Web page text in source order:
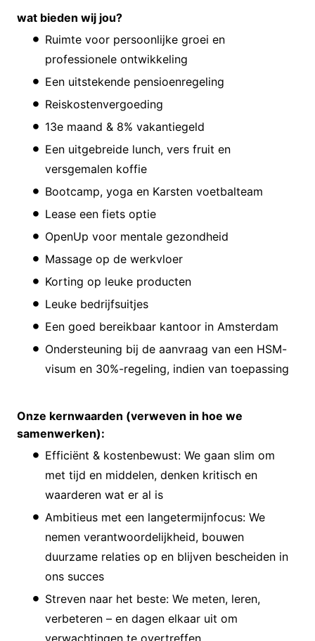
wat bieden wij jou?
Ruimte voor persoonlijke groei en
professionele ontwikkeling
Een uitstekende pensioenregeling
Reiskostenvergoeding
13e maand & 8% vakantiegeld
Een uitgebreide lunch, vers fruit en
versgemalen koffie
Bootcamp, yoga en Karsten voetbalteam
Lease een fiets optie
OpenUp voor mentale gezondheid
Massage op de werkvloer
Korting op leuke producten
Leuke bedrijfsuitjes
Een goed bereikbaar kantoor in Amsterdam
Ondersteuning bij de aanvraag van een HSM-
visum en 30%-regeling, indien van toepassing
Onze kernwaarden (verweven in hoe we
samenwerken):
Efficiënt & kostenbewust: We gaan slim om
met tijd en middelen, denken kritisch en
waarderen wat er al is
Ambitieus met een langetermijnfocus: We
nemen verantwoordelijkheid, bouwen
duurzame relaties op en blijven bescheiden in
ons succes
Streven naar het beste: We meten, leren,
verbeteren – en dagen elkaar uit om